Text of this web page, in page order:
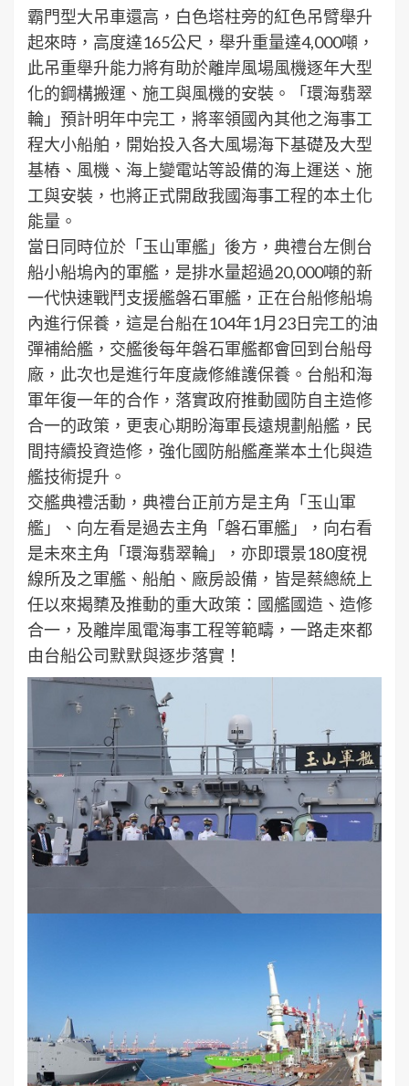
霸門型大吊車還高，白色塔柱旁的紅色吊臂舉升
起來時，高度達165公尺，舉升重量達4,000噸，
此吊重舉升能力將有助於離岸風場風機逐年大型
化的鋼構搬運、施工與風機的安裝。「環海翡翠
輪」預計明年中完工，將率領國內其他之海事工
程大小船舶，開始投入各大風場海下基礎及大型
基樁、風機、海上變電站等設備的海上運送、施
工與安裝，也將正式開啟我國海事工程的本土化
能量。
當日同時位於「玉山軍艦」後方，典禮台左側台
船小船塢內的軍艦，是排水量超過20,000噸的新
一代快速戰鬥支援艦磐石軍艦，正在台船修船塢
內進行保養，這是台船在104年1月23日完工的油
彈補給艦，交艦後每年磐石軍艦都會回到台船母
廠，此次也是進行年度歲修維護保養。台船和海
軍年復一年的合作，落實政府推動國防自主造修
合一的政策，更衷心期盼海軍長遠規劃船艦，民
間持續投資造修，強化國防船艦產業本土化與造
艦技術提升。
交艦典禮活動，典禮台正前方是主角「玉山軍
艦」、向左看是過去主角「磐石軍艦」，向右看
是未來主角「環海翡翠輪」，亦即環景180度視
線所及之軍艦、船舶、廠房設備，皆是蔡總統上
任以來揭櫫及推動的重大政策：國艦國造、造修
合一，及離岸風電海事工程等範疇，一路走來都
由台船公司默默與逐步落實！